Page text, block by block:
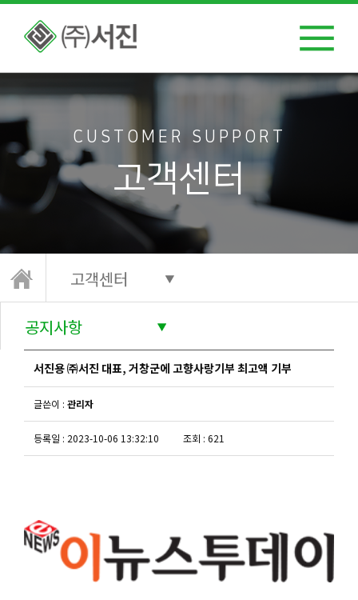
CUSTOMER SUPPORT
고객센터
고객센터
공지사항
서진용 ㈜서진 대표, 거창군에 고향사랑기부 최고액 기부
글쓴이 : 관리자
등록일 : 2023-10-06 13:32:10 조회 : 621